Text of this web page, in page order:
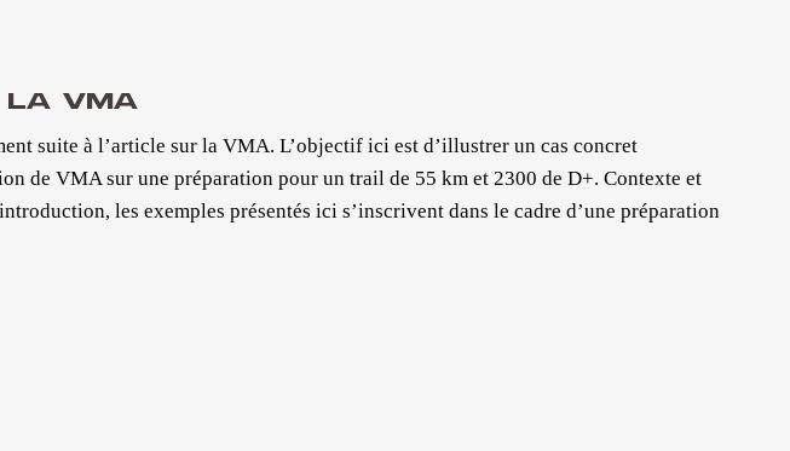
LA VMA
suite à l’article sur la VMA. L’objectif ici est d’illustrer un cas concret
de VMA sur une préparation pour un trail de 55 km et 2300 de D+. Contexte et
les exemples présentés ici s’inscrivent dans le cadre d’une préparation